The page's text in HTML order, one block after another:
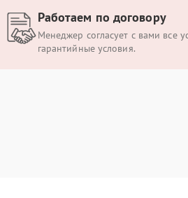
Работаем по договору
Менеджер согласует с вами все
гарантийные условия.